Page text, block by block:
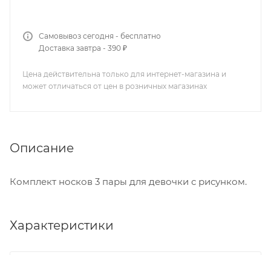
Самовывоз сегодня - бесплатно
Доставка завтра - 390 ₽
Цена действительна только для интернет-магазина и
может отличаться от цен в розничных магазинах
Описание
Комплект носков 3 пары для девочки с рисунком.
Характеристики